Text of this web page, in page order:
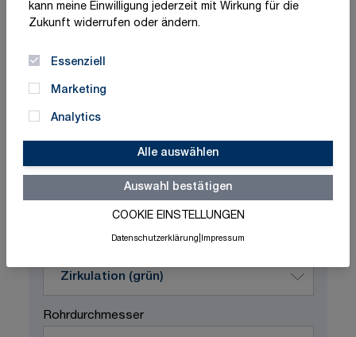
kann meine Einwilligung jederzeit mit Wirkung für die
Zukunft widerrufen oder ändern.
Essenziell
Marketing
Analytics
Alle auswählen
Auswahl bestätigen
COOKIE EINSTELLUNGEN
Datenschutzerklärung Impressum
Schnelle Lieferung
Made in Germany
ISO-zertifizierte Qualität
Produktvariation wählen
Rohrdurchmesser